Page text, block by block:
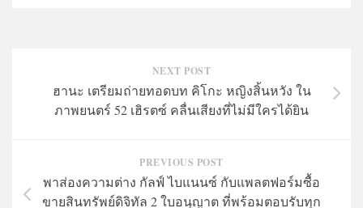
NEXT POST
ฮานะ เตรียมถ่ายทอดบท คิโกะ หญิงสิ้นหวัง ใน
ภาพยนตร์ 52 เฮิรตซ์ คลื่นเสียงที่ไม่มีใครได้ยิน
PREVIOUS POST
พาส่องความต่าง กัลฟ์ ไบแนนซ์ กับแพลตฟอร์มซื้อ
ขายสินทรัพย์ดิจิทัล 2 ใบอนุญาต ที่พร้อมตอบรับทุก